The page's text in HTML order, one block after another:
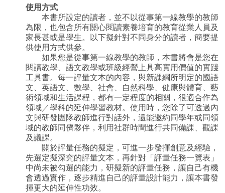
使用方式
本書所設定的讀者，並不以從事第一線教學的教師
為限，也包含所有關心閱讀素養培育的教育從業人員及
家長甚或是學生。以下擬針對不同身分的讀者，簡要提
供使用方式供參。
如果您是從事第一線教學的教師，本書將會是您在
閱讀教學、語文教學或班級經營上具高實用價值的實踐
工具書。每一評量文本的內容，與新課綱所明定的國語
文、英語文、數學、社會、自然科學、健康與體育、藝
術領域和生活課程，都有一定程度的相關，很適合作為
領域／學科的延伸學習教材。使用時，您除了可透過內
文與研發團隊教師進行對話外，還能邀約同學年或同領
域的教師同儕夥伴，利用社群時間進行共同備課、觀課
及議課。
關於評量任務的擬定，可進一步發揮創意及經驗，
先選定擬深究的評量文本，再針對「評量任務一覽表」
中尚未被勾選的能力，研擬新的評量任務，讓自己有機
會透過實作，逐步精進自己的評量設計能力，讓本書發
揮更大的延伸性功效。